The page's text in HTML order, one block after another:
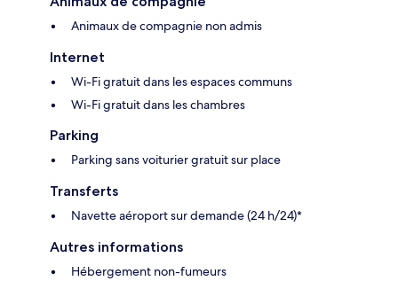
Animaux de compagnie non admis
Internet
Wi-Fi gratuit dans les espaces communs
Wi-Fi gratuit dans les chambres
Parking
Parking sans voiturier gratuit sur place
Transferts
Navette aéroport sur demande (24 h/24)*
Autres informations
Hébergement non-fumeurs